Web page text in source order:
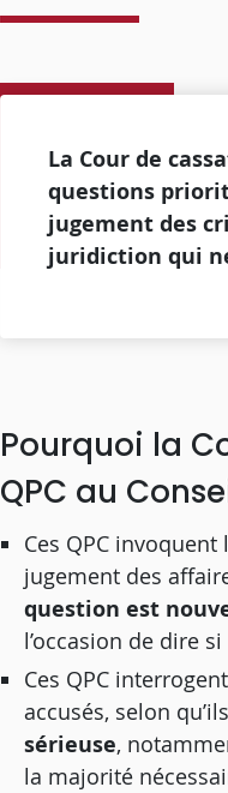
La Cour de
questions
jugement des
juridiction qui
Pourquoi la
QPC au
Ces QPC
jugement des
question est
l’occasion de dire
Ces QPC
accusés, selon
sérieuse,
la majorité